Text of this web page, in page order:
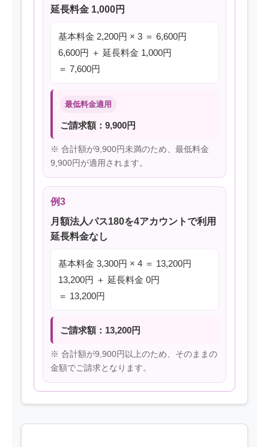
延長料金 1,000円
基本料金 2,200円 × 3 ＝ 6,600円
6,600円 ＋ 延長料金 1,000円
＝ 7,600円
最低料金適用
ご請求額：9,900円
※ 合計額が9,900円未満のため、最低料金
9,900円が適用されます。
例3
月額法人パス180を4アカウントで利用
延長料金なし
基本料金 3,300円 × 4 ＝ 13,200円
13,200円 ＋ 延長料金 0円
＝ 13,200円
ご請求額：13,200円
※ 合計額が9,900円以上のため、そのままの
金額でご請求となります。